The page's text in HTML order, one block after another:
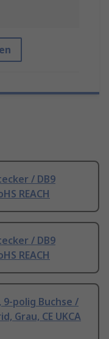
/ DB9
REACH
/ DB9
REACH
9-polig Buchse /
Grau, CE UKCA